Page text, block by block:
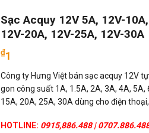
Sạc Acquy 12V 5A, 12V-
12V-20A, 12V-25A, 12V-30A
₫1
Công ty Hưng Việt bán sạc acquy 12V
gon công suất 1A, 1.5A, 2A, 3A, 4A, 5A,
15A, 20A, 25A, 30A dùng cho điện thoại,
HOTLINE: 0915,886.488 |